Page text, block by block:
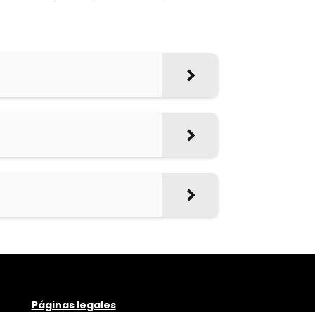
Páginas legales